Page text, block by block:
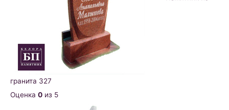
гранита 327
Оценка 0 из 5